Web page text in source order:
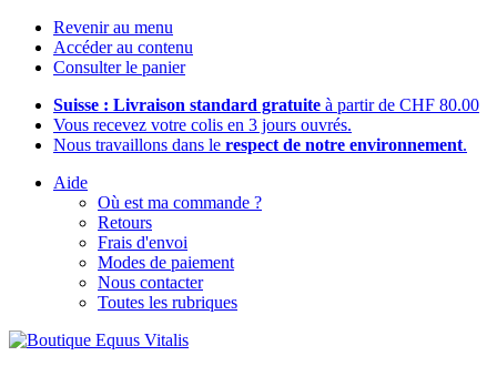
Revenir au menu
Accéder au contenu
Consulter le panier
Suisse : Livraison standard gratuite à partir de CHF 80.00
Vous recevez votre colis en 3 jours ouvrés.
Nous travaillons dans le respect de notre environnement.
Aide
Où est ma commande ?
Retours
Frais d'envoi
Modes de paiement
Nous contacter
Toutes les rubriques